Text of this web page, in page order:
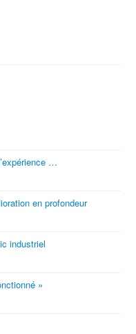
…
en profondeur
industriel
»